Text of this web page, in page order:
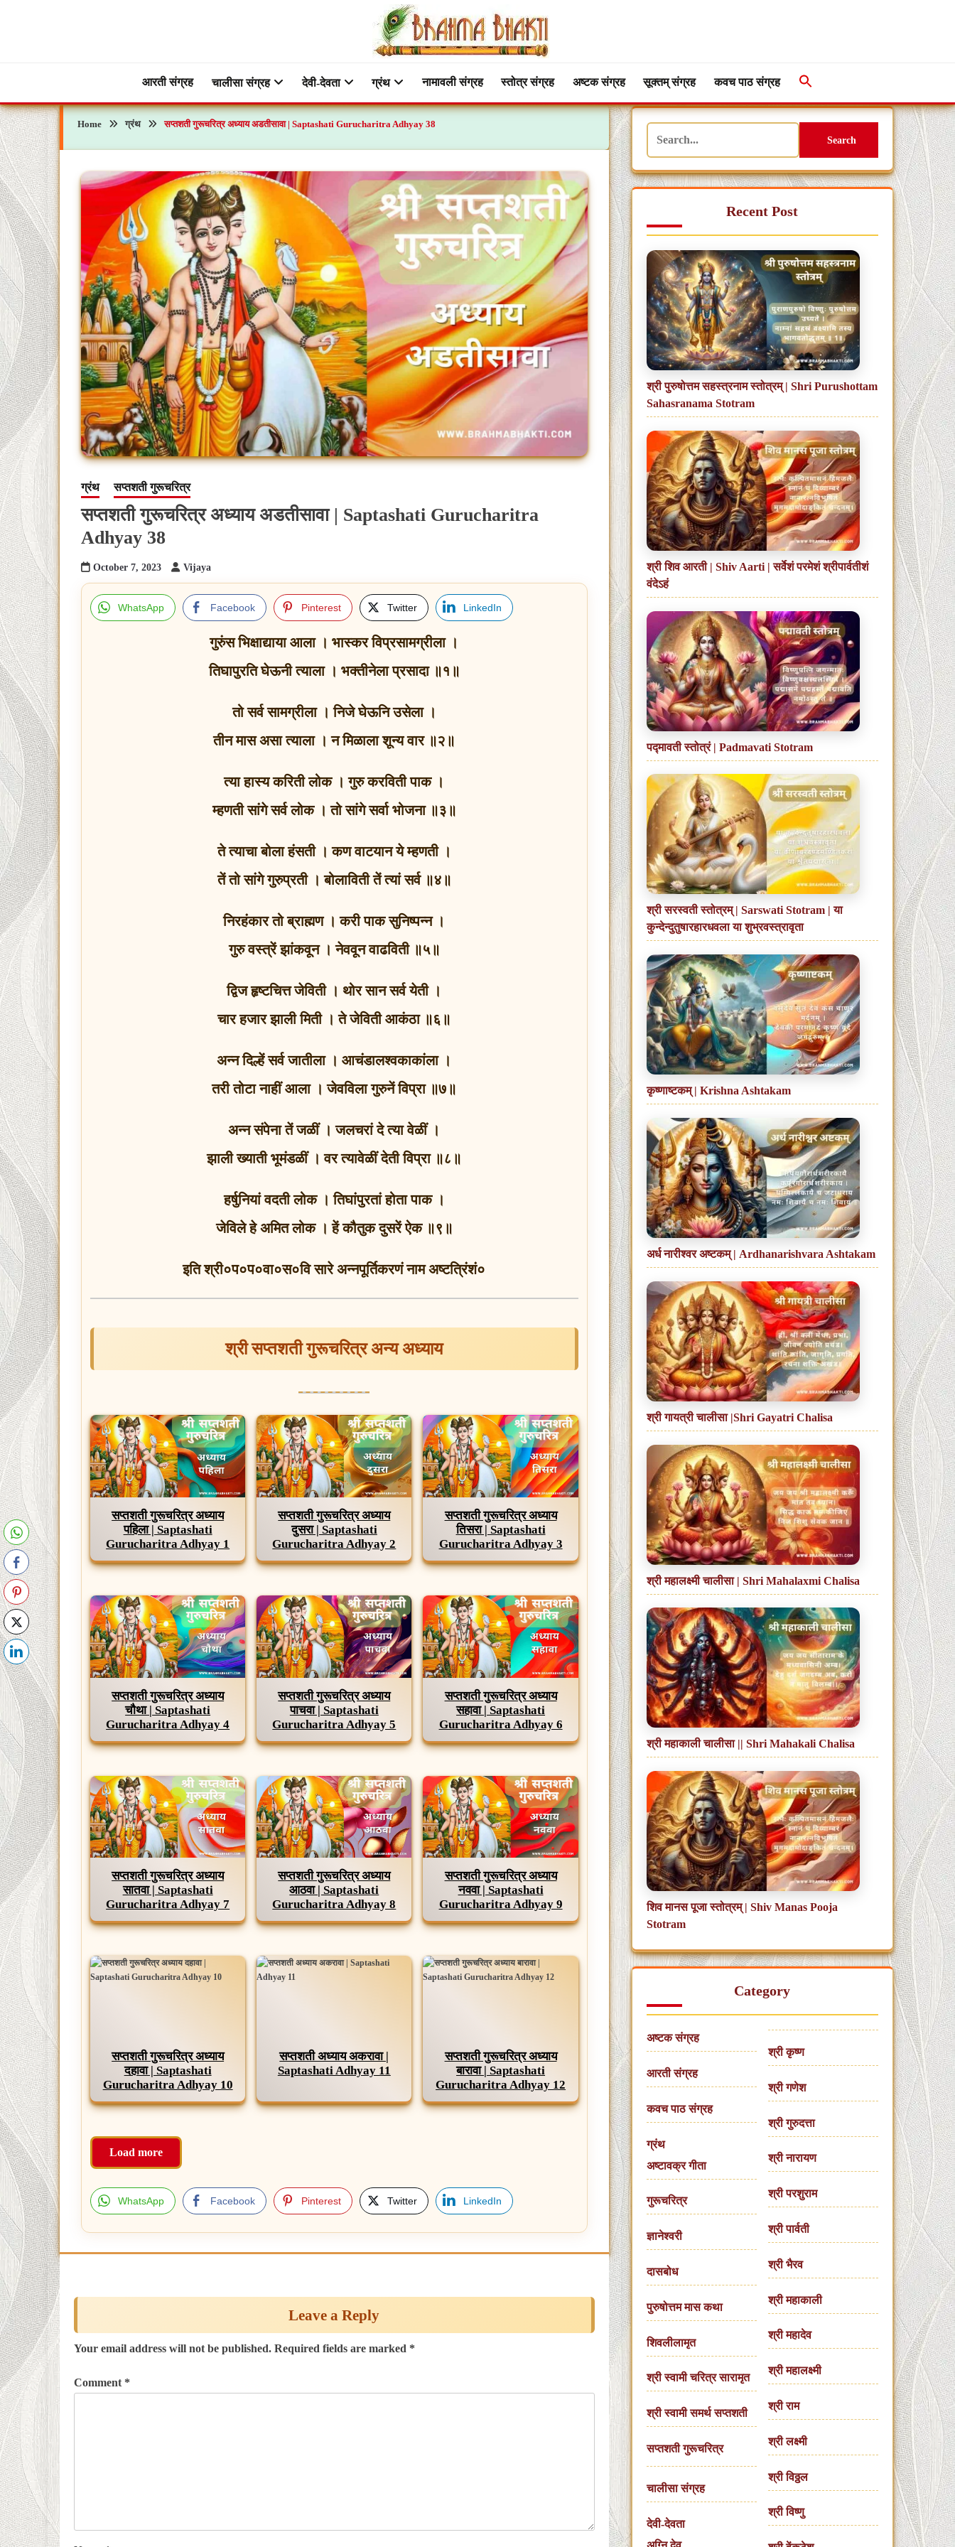
ब्रह्मभक्तीआरती संग्रह
चालीसा संग्रह देवी-देवता ग्रंथ नामावली संग्रह स्तोत्र संग्रह अष्टक संग्रह सूक्तम् संग्रह कवच पाठ संग्रह
Home ग्रंथ सप्तशती गुरूचरित्र अध्याय अडतीसावा | Saptashati Gurucharitra Adhyay 38
ग्रंथ सप्तशती गुरूचरित्र
सप्तशती गुरूचरित्र अध्याय अडतीसावा | Saptashati Gurucharitra
Adhyay 38
October 7, 2023 Vijaya
WhatsApp Facebook Pinterest Twitter LinkedIn
गुरुंस भिक्षाद्याया आला । भास्कर विप्रसामग्रीला ।
तिघापुरति घेऊनी त्याला । भक्तीनेला प्रसादा ॥१॥
तो सर्व सामग्रीला । निजे घेऊनि उसेला ।
तीन मास असा त्याला । न मिळाला शून्य वार ॥२॥
त्या हास्य करिती लोक । गुरु करविती पाक ।
म्हणती सांगे सर्व लोक । तो सांगे सर्वा भोजना ॥३॥
ते त्याचा बोला हंसती । कण वाटयान ये म्हणती ।
तें तो सांगे गुरुप्रती । बोलाविती तें त्यां सर्व ॥४॥
निरहंकार तो ब्राह्मण । करी पाक सुनिष्पन्न ।
गुरु वस्त्रें झांकवून । नेववून वाढविती ॥५॥
द्विज हृष्टचित्त जेविती । थोर सान सर्व येती ।
चार हजार झाली मिती । ते जेविती आकंठा ॥६॥
अन्न दिल्हें सर्व जातीला । आचंडालश्वकाकांला ।
तरी तोटा नाहीं आला । जेवविला गुरुनें विप्रा ॥७॥
अन्न संपेना तें जळीं । जलचरां दे त्या वेळीं ।
झाली ख्याती भूमंडळीं । वर त्यावेळीं देती विप्रा ॥८॥
हर्षुनियां वदती लोक । तिघांपुरतां होता पाक ।
जेविले हे अमित लोक । हें कौतुक दुसरें ऐक ॥९॥
इति श्री०प०प०वा०स०वि सारे अन्नपूर्तिकरणं नाम अष्टत्रिंशं०
श्री सप्तशती गुरूचरित्र अन्य अध्याय
सप्तशती गुरूचरित्र अध्याय
पहिला | Saptashati
Gurucharitra Adhyay 1
सप्तशती गुरूचरित्र अध्याय
दुसरा | Saptashati
Gurucharitra Adhyay 2
सप्तशती गुरूचरित्र अध्याय
तिसरा | Saptashati
Gurucharitra Adhyay 3
सप्तशती गुरूचरित्र अध्याय
चौथा | Saptashati
Gurucharitra Adhyay 4
सप्तशती गुरूचरित्र अध्याय
पाचवा | Saptashati
Gurucharitra Adhyay 5
सप्तशती गुरूचरित्र अध्याय
सहावा | Saptashati
Gurucharitra Adhyay 6
सप्तशती गुरूचरित्र अध्याय
सातवा | Saptashati
Gurucharitra Adhyay 7
सप्तशती गुरूचरित्र अध्याय
आठवा | Saptashati
Gurucharitra Adhyay 8
सप्तशती गुरूचरित्र अध्याय
नववा | Saptashati
Gurucharitra Adhyay 9
सप्तशती गुरूचरित्र अध्याय
दहावा | Saptashati
Gurucharitra Adhyay 10
सप्तशती अध्याय अकरावा |
Saptashati Adhyay 11
सप्तशती गुरूचरित्र अध्याय
बारावा | Saptashati
Gurucharitra Adhyay 12
Load more
WhatsApp Facebook Pinterest Twitter LinkedIn
Post
navigation
Leave a Reply
Your email address will not be published. Required fields are marked *
Comment *
Search
Recent Post
श्री पुरुषोत्तम सहस्त्रनाम स्तोत्रम् | Shri Purushottam
Sahasranama Stotram
श्री शिव आरती | Shiv Aarti | सर्वेशं परमेशं श्रीपार्वतीशं
वंदेऽहं
पद्मावती स्तोत्रं | Padmavati Stotram
श्री सरस्वती स्तोत्रम् | Sarswati Stotram | या
कुन्देन्दुतुषारहारधवला या शुभ्रवस्त्रावृता
कृष्णाष्टकम् | Krishna Ashtakam
अर्ध नारीश्वर अष्टकम् | Ardhanarishvara Ashtakam
श्री गायत्री चालीसा |Shri Gayatri Chalisa
श्री महालक्ष्मी चालीसा | Shri Mahalaxmi Chalisa
श्री महाकाली चालीसा || Shri Mahakali Chalisa
शिव मानस पूजा स्तोत्रम् | Shiv Manas Pooja
Stotram
Category
अष्टक संग्रह
आरती संग्रह
कवच पाठ संग्रह
ग्रंथ
अष्टावक्र गीता
गुरूचरित्र
ज्ञानेश्वरी
दासबोध
पुरुषोत्तम मास कथा
शिवलीलामृत
श्री स्वामी चरित्र सारामृत
श्री स्वामी समर्थ सप्तशती
सप्तशती गुरूचरित्र
चालीसा संग्रह
देवी-देवता
श्री कृष्ण
श्री गणेश
श्री गुरुदत्ता
श्री नारायण
श्री परशुराम
श्री पार्वती
श्री भैरव
श्री महाकाली
श्री महादेव
श्री महालक्ष्मी
श्री राम
श्री लक्ष्मी
श्री विठ्ठल
श्री विष्णु